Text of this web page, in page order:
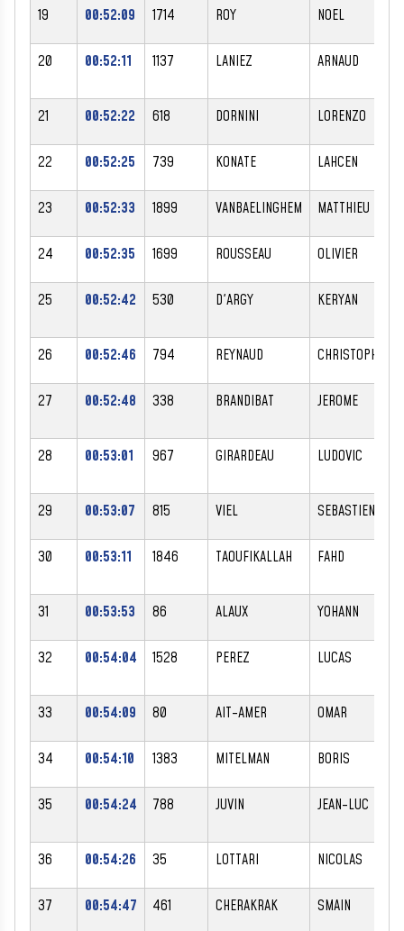
19 00:52:09 1714 ROY NOEL
20 00:52:11 1137 LANIEZ ARNAUD
21 00:52:22 618 DORNINI LORENZO
22 00:52:25 739 KONATE LAHCEN
23 00:52:33 1899 VANBAELINGHEM MATTHIEU
24 00:52:35 1699 ROUSSEAU OLIVIER
25 00:52:42 530 D'ARGY KERYAN
26 00:52:46 794 REYNAUD CHRISTOPHE
27 00:52:48 338 BRANDIBAT JEROME
28 00:53:01 967 GIRARDEAU LUDOVIC
29 00:53:07 815 VIEL SEBASTIEN
30 00:53:11 1846 TAOUFIKALLAH FAHD
31 00:53:53 86 ALAUX YOHANN
32 00:54:04 1528 PEREZ LUCAS
33 00:54:09 80 AIT-AMER OMAR
34 00:54:10 1383 MITELMAN BORIS
35 00:54:24 788 JUVIN JEAN-LUC
36 00:54:26 35 LOTTARI NICOLAS
37 00:54:47 461 CHERAKRAK SMAIN